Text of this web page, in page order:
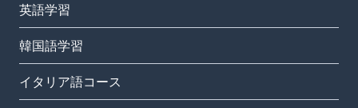
英語学習
韓国語学習
イタリア語コース